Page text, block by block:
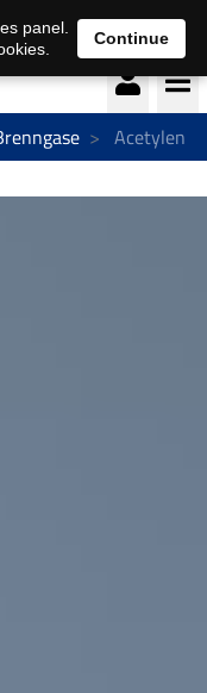
Deutsch français
Acetylen
panel.
Continue